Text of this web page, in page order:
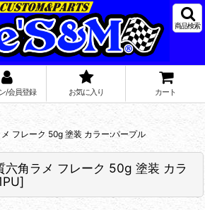
商品検索
/会員登録 お気に入り カート
メ フレーク 50g 塗装 カラー:パープル
六角ラメ フレーク 50g 塗装 カラ
]